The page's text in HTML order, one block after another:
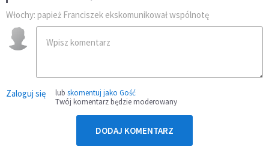
Włochy: papież Franciszek ekskomunikował wspólnotę
Zaloguj się lub skomentuj jako Gość
Twój komentarz będzie moderowany
DODAJ KOMENTARZ